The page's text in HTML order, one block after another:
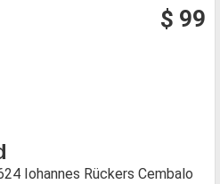
$ 99
Iohannes Rückers Cembalo